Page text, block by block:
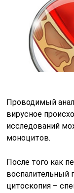
Проводимый
вирусное
исследований
моноцитов.
После того как
воспалительный
цитоскопия –